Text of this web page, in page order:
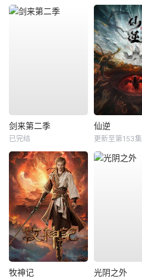
剑来第二季
已完结
仙逆
更新至第153集
牧神记 光阴之外